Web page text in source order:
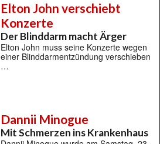
Elton John verschiebt
Konzerte
Der Blinddarm macht Ärger
Elton John muss seine Konzerte wegen
einer Blinddarmentzündung verschieben
…
Dannii Minogue
Mit Schmerzen ins Krankenhaus